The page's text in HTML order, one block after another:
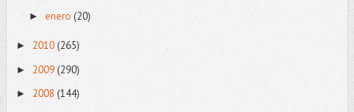
► enero (20)
► 2010(265)
► 2009 (290)
► 2008 (144)